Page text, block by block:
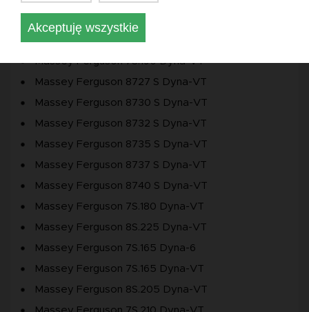
Massey Ferguson 7S.180 Dyna-6
Massey Ferguson 7S.190 Dyna-VT
Massey Ferguson 8727 S Dyna-VT
Massey Ferguson 8730 S Dyna-VT
Massey Ferguson 8732 S Dyna-VT
Massey Ferguson 8735 S Dyna-VT
Massey Ferguson 8737 S Dyna-VT
Massey Ferguson 8740 S Dyna-VT
Massey Ferguson 7S.180 Dyna-VT
Massey Ferguson 8S.225 Dyna-VT
Massey Ferguson 7S.165 Dyna-6
Massey Ferguson 7S.165 Dyna-VT
Massey Ferguson 8S.205 Dyna-VT
Akceptuję wszystkie